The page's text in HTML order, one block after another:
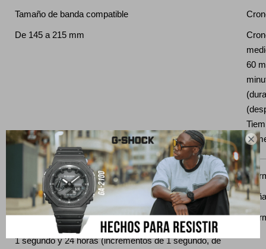

Tamaño de banda compatible
De 145 a 215 mm
60
Temporizador
Temporizador de cuenta atrás Unidad de medición:
1 segundo Intervalo de cuenta atrás: 24 horas Rango
de ajuste de la hora de inicio de la cuenta atrás: Entre
1 segundo y 24 horas (incrementos de 1 segundo, de